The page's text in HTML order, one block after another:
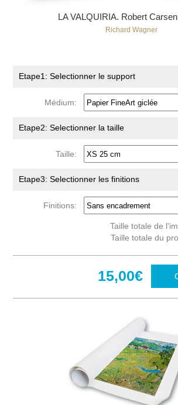
LA VALQUIRIA. Robert
Richard Wagner
Etape1: Selectionner le support
Médium:
Etape2: Selectionner la taille
Taille:
Etape3: Selectionner les finitions
Finitions:
Taille totale de
Taille totale du
15,00€